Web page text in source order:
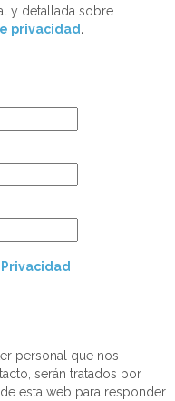
y detallada sobre
privacidad .
personal que nos
serán tratados por
esta web para responder